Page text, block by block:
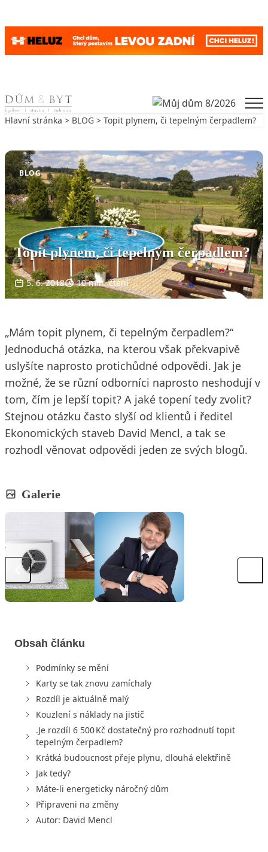
Skip to content
Hlavní stránka > BLOG > Topit plynem, či tepelným čerpadlem?
BLOG
Topit plynem, či tepelným čerpadlem?
5. 6. 2018 10 min. čtení
„Mám topit plynem, či tepelným čerpadlem?“
Jednoduchá otázka, na kterou však překvapivě
uslyšíte naprosto protichůdné odpovědi. Jak je
možné, že se různí odborníci naprosto neshodují v
tom, čím je lepší topit? A jaké topení tedy zvolit?
Stejnou otázku často slyší od klientů i ředitel
Ekonomických staveb David Mencl, a tak se
rozhodl věnovat odpovědi jeden ze svých blogů.
Galerie
Obsah článku
Podmínky se mění
Karty se tak znovu zamíchaly
Rozdíl je aktuálně malý
Kouzlení s náklady na jistič
.Je rozdíl 6 500 Kč dostatečný pro rozhodnutí topit
tepelným čerpadlem?
Krátká budoucnost přeje plynu, dlouhá elektřině
Jak tedy?
Máte-li energeticky náročný dům
Připraveni na změny
Autor: David Mencl